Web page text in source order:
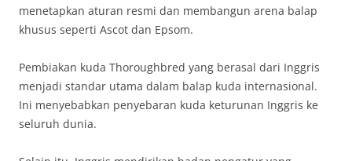
menetapkan aturan resmi dan membangun arena balap
khusus seperti Ascot dan Epsom.
Pembiakan kuda Thoroughbred yang berasal dari Inggris
menjadi standar utama dalam balap kuda internasional.
Ini menyebabkan penyebaran kuda keturunan Inggris ke
seluruh dunia.